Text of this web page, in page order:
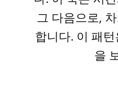
그 다음으로,
합니다. 이 패
을